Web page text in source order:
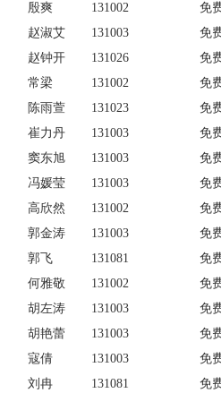
殷爽 131002
免
赵淑艾 131003
免
赵钟开 131026
免
常梁 131002
免
陈雨萱 131023
免
崔力丹 131003
免
窦东旭 131003
免
冯媛莹 131003
免
高欣然 131002
免
郭金涛 131003
免
郭飞 131081
免
何雅敬 131002
免
胡左涛 131003
免
胡艳蕾 131003
免
寇倩 131003
免
刘冉 131081
免